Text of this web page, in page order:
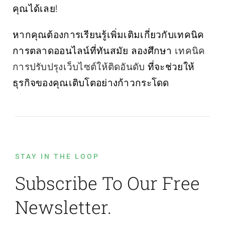
คุณได้เลย!
หากคุณต้องการเรียนรู้เพิ่มเติมเกี่ยวกับเทคนิค
การตลาดออนไลน์ที่ทันสมัย ลองศึกษา เทคนิค
การปรับปรุงเว็บไซต์ให้ติดอันดับ ที่จะช่วยให้
ธุรกิจของคุณเติบโตอย่างก้าวกระโดด
STAY IN THE LOOP
Subscribe To Our Free
Newsletter.